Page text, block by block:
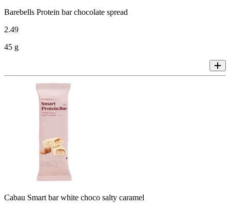
Barebells Protein bar chocolate spread
2.49
45 g
Cabau Smart bar white choco salty caramel